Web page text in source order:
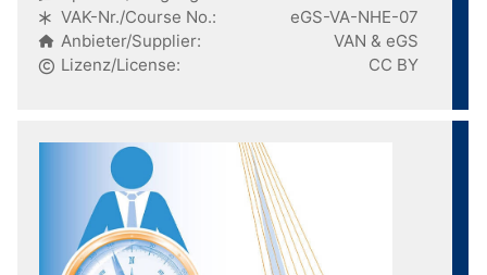
VAK-Nr./Course No.:
eGS-VA-NHE-07
Anbieter/Supplier:
VAN & eGS
Lizenz/License:
CC BY